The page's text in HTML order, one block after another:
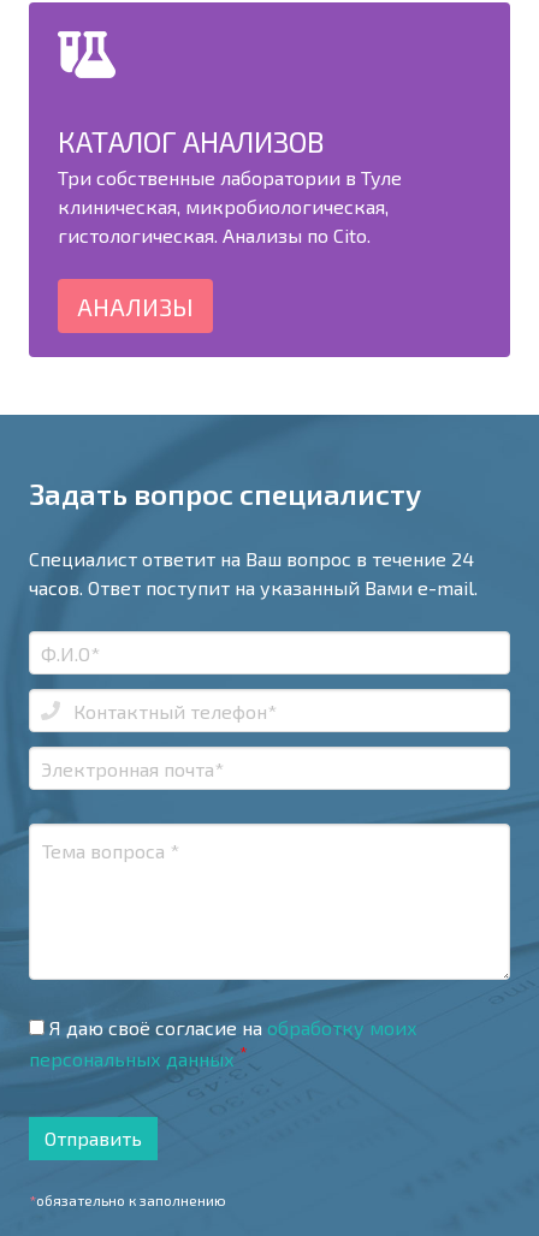
КАТАЛОГ АНАЛИЗОВ
Три собственные лаборатории в Туле
клиническая, микробиологическая,
гистологическая. Анализы по Cito.
АНАЛИЗЫ
Задать вопрос специалисту
Специалист ответит на Ваш вопрос в течение 24
часов. Ответ поступит на указанный Вами e-mail.
Я даю своё согласие на обработку моих
персональных данных *
Отправить
*обязательно к заполнению